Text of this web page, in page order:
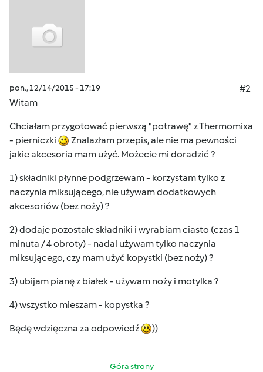
pon., 12/14/2015 - 17:19
#2
Witam
Chciałam przygotować pierwszą "potrawę" z Thermomixa
- pierniczki
Znalazłam przepis, ale nie ma pewności
jakie akcesoria mam użyć. Możecie mi doradzić ?
1) składniki płynne podgrzewam - korzystam tylko z
naczynia miksującego, nie używam dodatkowych
akcesoriów (bez noży) ?
2) dodaje pozostałe składniki i wyrabiam ciasto (czas 1
minuta / 4 obroty) - nadal używam tylko naczynia
miksującego, czy mam użyć kopystki (bez noży) ?
3) ubijam pianę z białek - używam noży i motylka ?
4) wszystko mieszam - kopystka ?
Będę wdzięczna za odpowiedź ))
Góra strony